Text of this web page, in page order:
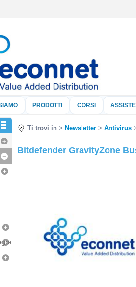
PRODOTTI CORSI
Ti trovi in Newsletter Antivirus
Bitdefender GravityZone